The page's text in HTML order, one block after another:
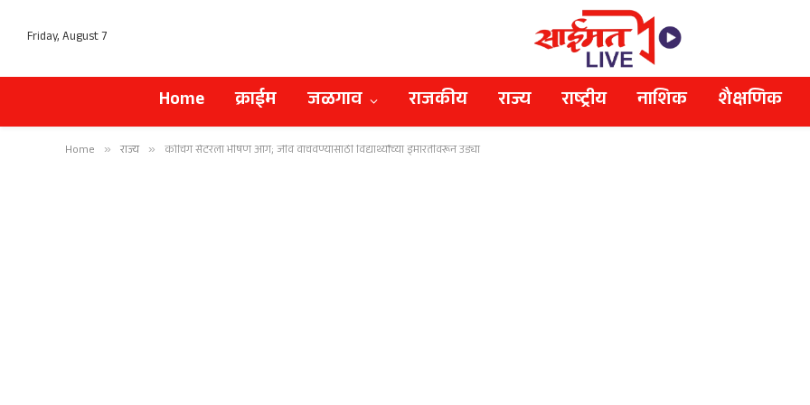
Friday, August 7
Home क्राईम जळगाव राजकीय राज्य राष्ट्रीय नाशिक शैक्षणिक
Home » राज्य » कोचिंग सेंटरला भीषण आग; जीव वाचवण्यासाठी विद्यार्थ्यांच्या इमारतीवरून उड्या